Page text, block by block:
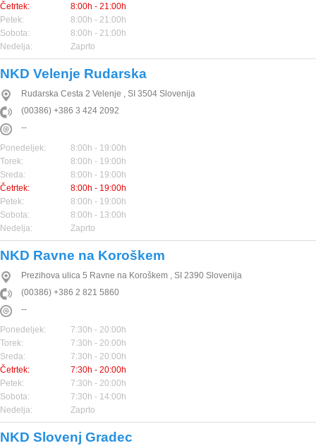
Četrtek:
8:00h - 21:00h
Petek:
8:00h - 21:00h
Sobota:
8:00h - 21:00h
Nedelja:
Zaprto
NKD Velenje Rudarska
Rudarska Cesta 2 Velenje , SI 3504 Slovenija
(00386) +386 3 424 2092
--
Ponedeljek:
8:00h - 19:00h
Torek:
8:00h - 19:00h
Sreda:
8:00h - 19:00h
Četrtek:
8:00h - 19:00h
Petek:
8:00h - 19:00h
Sobota:
8:00h - 13:00h
Nedelja:
Zaprto
NKD Ravne na Koroškem
Prezihova ulica 5 Ravne na Koroškem , SI 2390 Slovenija
(00386) +386 2 821 5860
--
Ponedeljek:
7:30h - 20:00h
Torek:
7:30h - 20:00h
Sreda:
7:30h - 20:00h
Četrtek:
7:30h - 20:00h
Petek:
7:30h - 20:00h
Sobota:
7:30h - 14:00h
Nedelja:
Zaprto
NKD Slovenj Gradec